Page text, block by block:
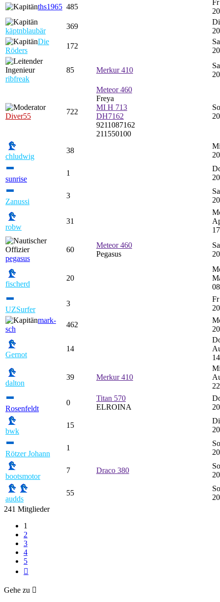
ths1965 485
käptnblaubär
369
Die
Röders
172
ribfreak
85 Merkur 410
Diver55
722
Meteor 460
Freya
MI H 713
DH7162
9211087162
211550100
chludwig
38
sunrise
1
Zanussi
3
robw
31
pegasus
60
Meteor 460
Pegasus
fischerd
20
UZSurfer
3
mark-
sch
462
Gernot
14
dalton
39 Merkur 410
Rosenfeldt
0
Titan 570
ELROINA
bwk
15
Rötzer Johann
1
bootsmotor
7 Draco 380
audds
55
241 Mitglieder
1
2
3
4
5
Gehe zu